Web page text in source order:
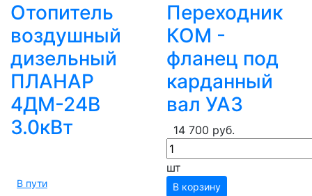
Отопитель
воздушный
дизельный
ПЛАНАР
4ДМ-24В
3.0кВт
В пути
Переходник
КОМ -
фланец под
карданный
вал УАЗ
14 700 руб.
шт
В корзину